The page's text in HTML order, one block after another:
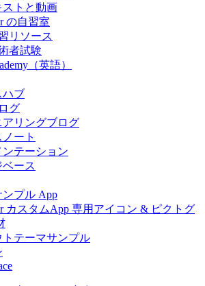
ストと動画
の自習室
リソース
者試験
（英語）
ハブ
グ
アリングブログ
ート
ンテーション
ース
プル App
カスタムApp 専用アイコン & ピクトグ
トテーマサンプル